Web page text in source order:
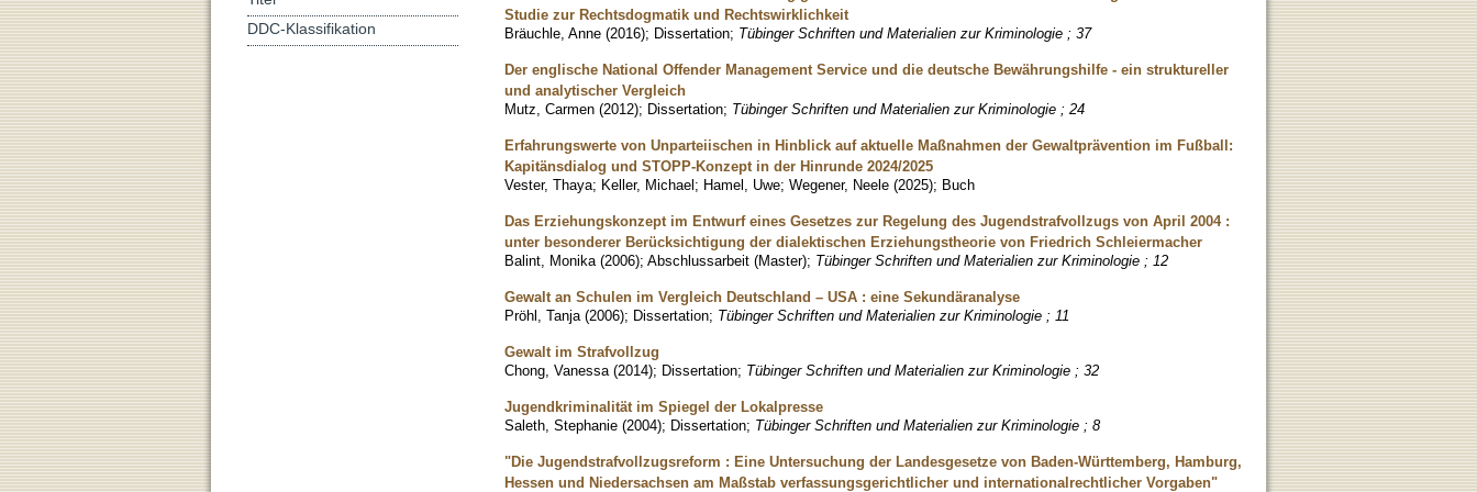
Studie zur Rechtsdogmatik und Rechtswirklichkeit
Bräuchle, Anne (2016); Dissertation; Tübinger Schriften und Materialien zur Kriminologie ; 37
Der englische National Offender Management Service und die deutsche Bewährungshilfe - ein struktureller
und analytischer Vergleich
Mutz, Carmen (2012); Dissertation; Tübinger Schriften und Materialien zur Kriminologie ; 24
Erfahrungswerte von Unparteiischen in Hinblick auf aktuelle Maßnahmen der Gewaltprävention im Fußball:
Kapitänsdialog und STOPP-Konzept in der Hinrunde 2024/2025
Vester, Thaya; Keller, Michael; Hamel, Uwe; Wegener, Neele (2025); Buch
Das Erziehungskonzept im Entwurf eines Gesetzes zur Regelung des Jugendstrafvollzugs von April 2004 :
unter besonderer Berücksichtigung der dialektischen Erziehungstheorie von Friedrich Schleiermacher
Balint, Monika (2006); Abschlussarbeit (Master); Tübinger Schriften und Materialien zur Kriminologie ; 12
Gewalt an Schulen im Vergleich Deutschland – USA : eine Sekundäranalyse
Pröhl, Tanja (2006); Dissertation; Tübinger Schriften und Materialien zur Kriminologie ; 11
Gewalt im Strafvollzug
Chong, Vanessa (2014); Dissertation; Tübinger Schriften und Materialien zur Kriminologie ; 32
Jugendkriminalität im Spiegel der Lokalpresse
Saleth, Stephanie (2004); Dissertation; Tübinger Schriften und Materialien zur Kriminologie ; 8
"Die Jugendstrafvollzugsreform : Eine Untersuchung der Landesgesetze von Baden-Württemberg, Hamburg,
Hessen und Niedersachsen am Maßstab verfassungsgerichtlicher und internationalrechtlicher Vorgaben"
DDC-Klassifikation